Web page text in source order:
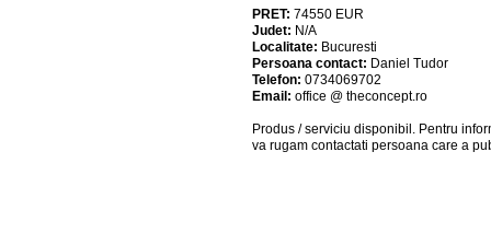
PRET: 74550 EUR
Judet: N/A
Localitate: Bucuresti
Persoana contact: Daniel Tudor
Telefon: 0734069702
Email: office @ theconcept.ro
Produs / serviciu disponibil . Pentru
va rugam contactati persoana care a